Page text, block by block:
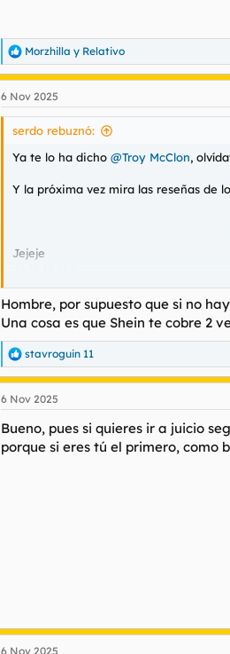
R
e
a
c
c
n
Morzhilla y Relativo
6 Nov 2025
serdo rebuznó:
Ya te lo ha dicho @Troy McClon,
Y la próxima vez mira las reseñas de
Jejeje
Espero que no lo digas en serio.
Cuando vivía en la Lombardia, hace
Aquí en Alemania, hay mil sitios
Hombre, por supuesto que si no
Una cosa es que Shein te cobre 2
R
e
c
i
o
stavroguin 11
6 Nov 2025
Bueno, pues si quieres ir a juicio
porque si eres tú el primero, como
6 Nov 2025